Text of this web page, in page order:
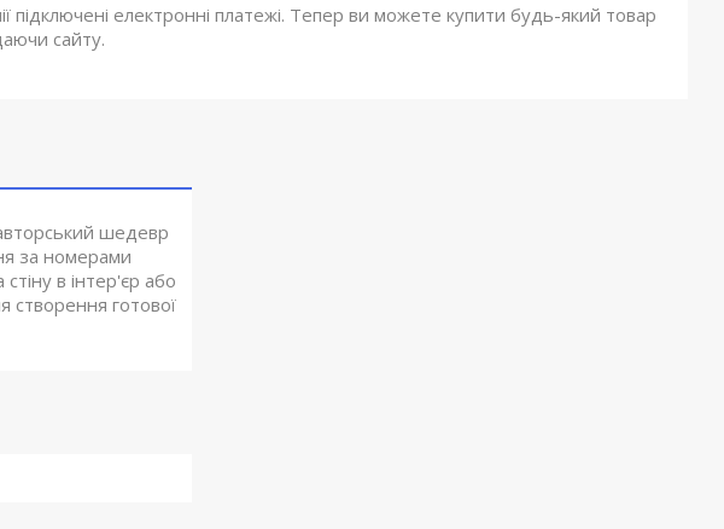
підключені електронні платежі. Тепер ви можете купити будь-який товар
сайту.
шедевр
за номерами
в інтер'єр або
створення готової